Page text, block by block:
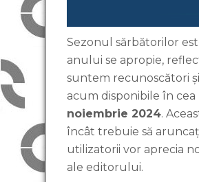
Sezonul sărbătorilor
anului se apropie,
suntem recunoscători
acum disponibile în
noiembrie 2024.
încât trebuie să
utilizatorii vor aprecia
ale editorului.